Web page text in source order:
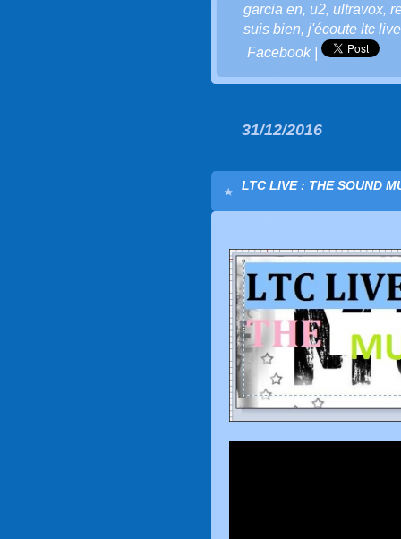
garcia en, u2, ultravox,
suis bien, j'écoute ltc
Facebook|
31/12/2016
LTC LIVE : THE SOUND